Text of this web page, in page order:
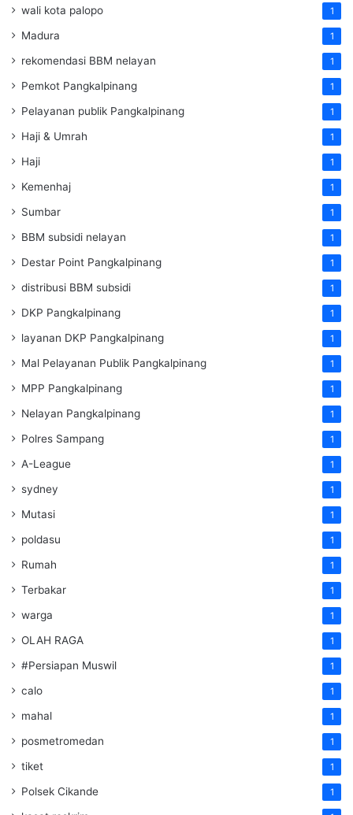
wali kota palopo 1
Madura 1
rekomendasi BBM nelayan 1
Pemkot Pangkalpinang 1
Pelayanan publik Pangkalpinang 1
Haji & Umrah 1
Haji 1
Kemenhaj 1
Sumbar 1
BBM subsidi nelayan 1
Destar Point Pangkalpinang 1
distribusi BBM subsidi 1
DKP Pangkalpinang 1
layanan DKP Pangkalpinang 1
Mal Pelayanan Publik Pangkalpinang 1
MPP Pangkalpinang 1
Nelayan Pangkalpinang 1
Polres Sampang 1
A-League 1
sydney 1
Mutasi 1
poldasu 1
Rumah 1
Terbakar 1
warga 1
OLAH RAGA 1
#Persiapan Muswil 1
calo 1
mahal 1
posmetromedan 1
tiket 1
Polsek Cikande 1